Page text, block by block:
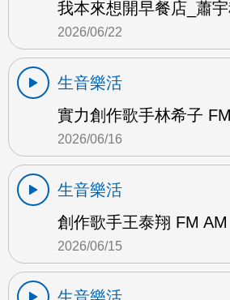
我本來想開早餐店_蕭
2026/06/22
生音樂活
實力創作歌手林希子 FM
2026/06/16
生音樂活
創作歌手王泰翔 FM AM
2026/06/15